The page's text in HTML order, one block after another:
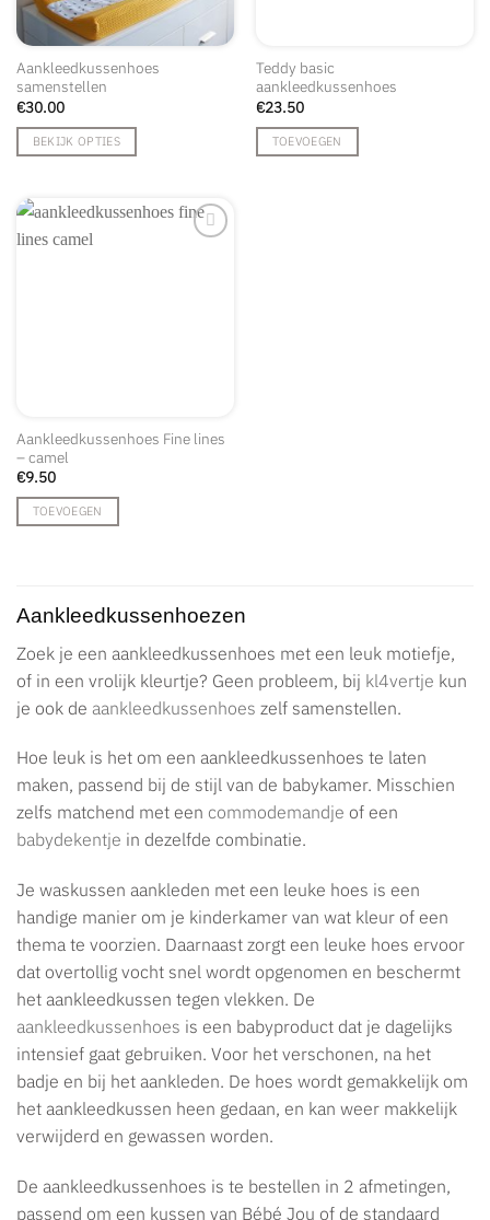
Aankleedkussenhoes
samenstellen
€30.00
BEKIJK OPTIES
Teddy basic
aankleedkussenhoes
€23.50
TOEVOEGEN
Aankleedkussenhoes Fine lines
– camel
€9.50
TOEVOEGEN
Aankleedkussenhoezen
Zoek je een aankleedkussenhoes met een leuk motiefje,
of in een vrolijk kleurtje? Geen probleem, bij kl4vertje kun
je ook de aankleedkussenhoes zelf samenstellen.
Hoe leuk is het om een aankleedkussenhoes te laten
maken, passend bij de stijl van de babykamer. Misschien
zelfs matchend met een commodemandje of een
babydekentje in dezelfde combinatie.
Je waskussen aankleden met een leuke hoes is een
handige manier om je kinderkamer van wat kleur of een
thema te voorzien. Daarnaast zorgt een leuke hoes ervoor
dat overtollig vocht snel wordt opgenomen en beschermt
het aankleedkussen tegen vlekken. De
aankleedkussenhoes is een babyproduct dat je dagelijks
intensief gaat gebruiken. Voor het verschonen, na het
badje en bij het aankleden. De hoes wordt gemakkelijk om
het aankleedkussen heen gedaan, en kan weer makkelijk
verwijderd en gewassen worden.
De aankleedkussenhoes is te bestellen in 2 afmetingen,
passend om een kussen van Bébé Jou of de standaard